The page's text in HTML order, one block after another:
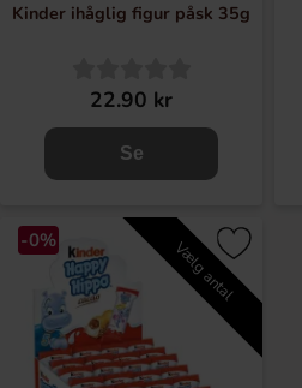
Kinder ihåglig figur påsk 35g
22.90 kr
Se
Vælg antal
-0%